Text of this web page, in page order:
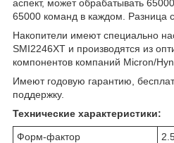
аспект, может обрабатывать
65000 команд в каждом. Разница
Накопители имеют специально
SMI2246XT и производятся из
компонентов компаний Micron/
Имеют годовую гарантию,
поддержку.
Технические характеристики:
Форм-фактор